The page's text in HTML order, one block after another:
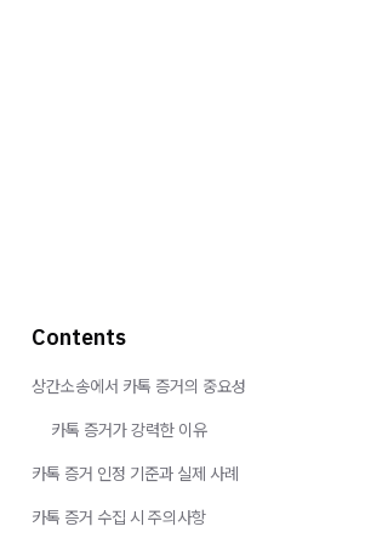
Contents
상간소송에서 카톡 증거의 중요성
카톡 증거가 강력한 이유
카톡 증거 인정 기준과 실제 사례
카톡 증거 수집 시 주의사항